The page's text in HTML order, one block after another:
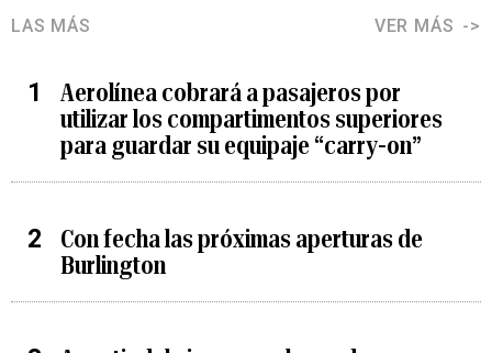
LAS MÁS VER MÁS
Aerolínea cobrará a pasajeros por
utilizar los compartimentos superiores
para guardar su equipaje “carry-on”
Con fecha las próximas aperturas de
Burlington